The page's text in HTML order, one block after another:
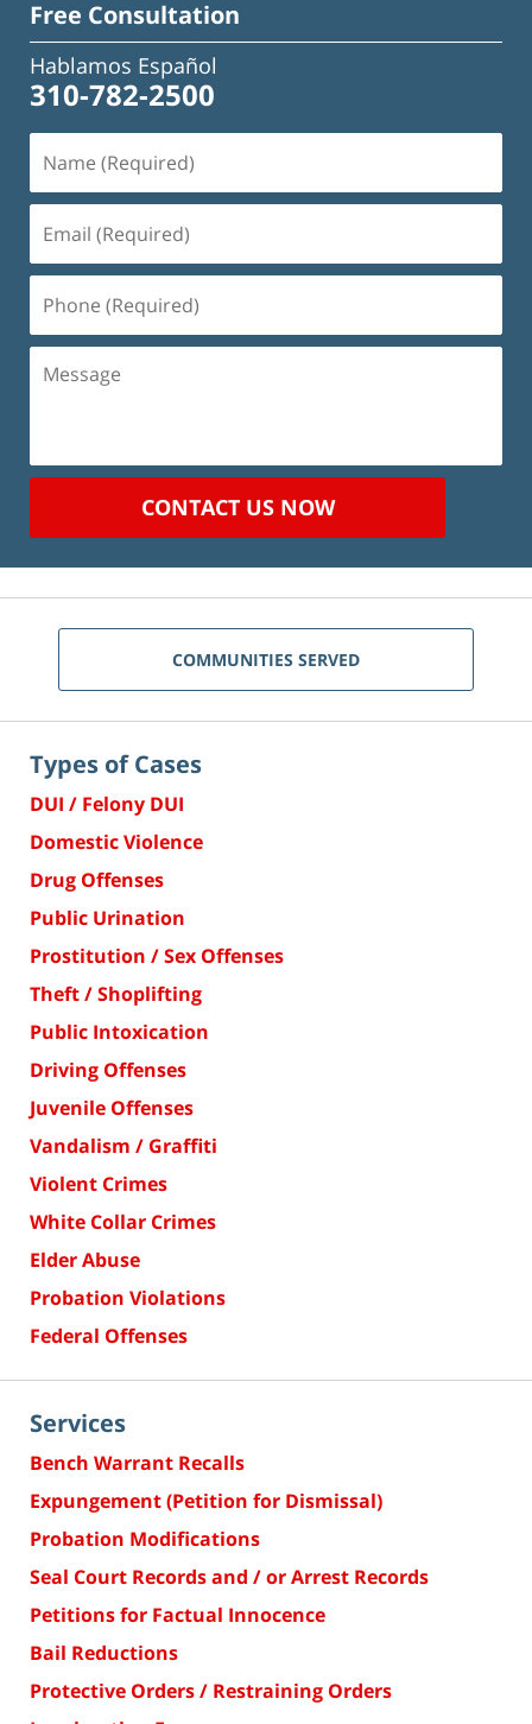
Free Consultation
Hablamos Español
310-782-2500
(Required)
(Required)
(Required)
Message
CONTACT US NOW
COMMUNITIES SERVED
Types of Cases
DUI / Felony DUI
Domestic Violence
Drug Offenses
Public Urination
Prostitution / Sex Offenses
Theft / Shoplifting
Public Intoxication
Driving Offenses
Juvenile Offenses
Vandalism / Graffiti
Violent Crimes
White Collar Crimes
Elder Abuse
Probation Violations
Federal Offenses
Services
Bench Warrant Recalls
Expungement (Petition for Dismissal)
Probation Modifications
Seal Court Records and / or Arrest Records
Petitions for Factual Innocence
Bail Reductions
Protective Orders / Restraining Orders